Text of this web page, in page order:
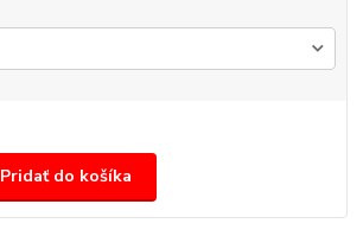
Pridať do košíka